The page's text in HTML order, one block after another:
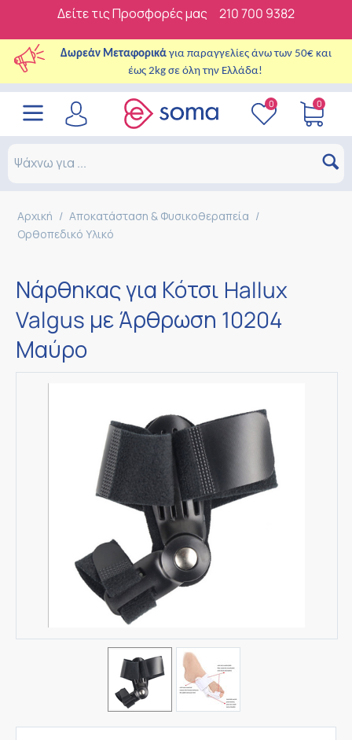
Δείτε τις Προσφορές μας 210 700 9382
Δωρεάν Μεταφορικά για παραγγελίες άνω των 50€ και
έως 2kg σε όλη την Ελλάδα!
0 0
Αρχική / Αποκατάσταση & Φυσικοθεραπεία /
Ορθοπεδικό Υλικό
Νάρθηκας για Κότσι Hallux
Valgus με Άρθρωση 10204
Μαύρο